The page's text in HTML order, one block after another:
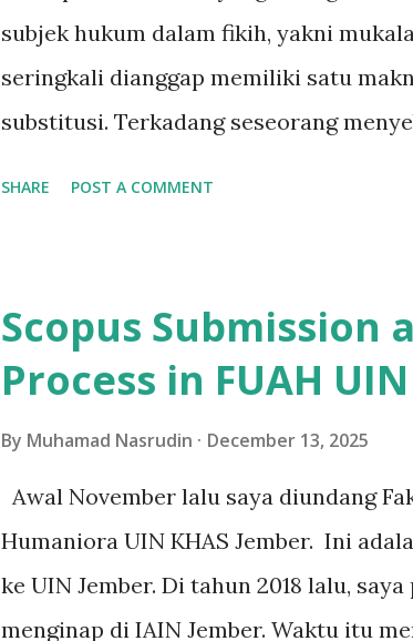
subjek hukum dalam fikih, yakni
seringkali dianggap memiliki satu
substitusi. Terkadang seseorang
memahami baligh sebagai orang yang
tidak salah dan sudah mendekati
secara tegas baligh adalah kondisi di
SHARE POST A COMMENT
Scopus Submission
Process in FUAH
By Muhamad Nasrudin December 13, 2025
Awal November lalu saya diundang
Humaniora UIN KHAS Jember. Ini
ke UIN Jember. Di tahun 2018 lalu,
menginap di IAIN Jember. Waktu itu